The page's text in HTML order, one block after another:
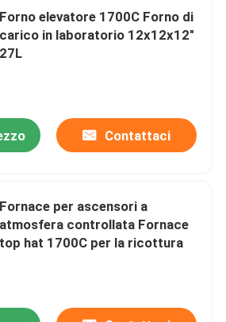
Forno elevatore 1700C Forno di
carico in laboratorio 12x12x12"
27L
Contattaci
Fornace per ascensori a
atmosfera controllata Fornace
top hat 1700C per la ricottura